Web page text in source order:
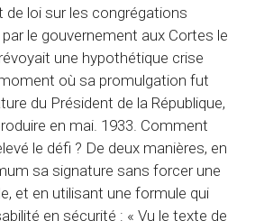
de loi sur les congrégations
le gouvernement aux Cortes le
une hypothétique crise
où sa promulgation fut
du Président de la République,
en mai. 1933. Comment
le défi ? De deux manières, en
sa signature sans forcer une
et en utilisant une formule qui
en sécurité : « Vu le texte de